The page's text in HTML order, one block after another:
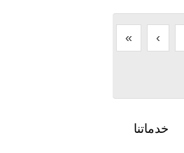
« ‹
خدماتنا